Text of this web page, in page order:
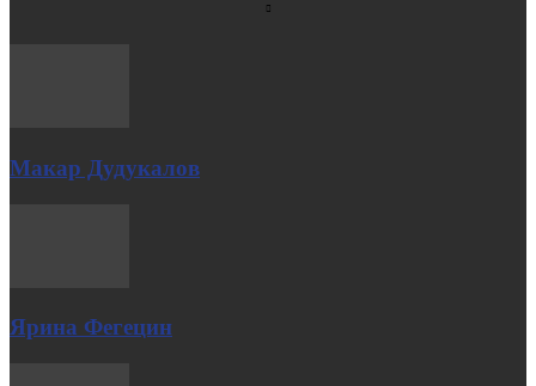
Макар Дудукалов
Ярина Фегецин